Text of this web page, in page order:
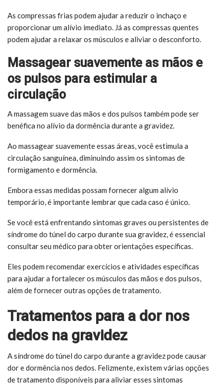
As compressas frias podem ajudar a reduzir o inchaço e
proporcionar um alívio imediato. Já as compressas quentes
podem ajudar a relaxar os músculos e aliviar o desconforto.
Massagear suavemente as mãos e
os pulsos para estimular a
circulação
A massagem suave das mãos e dos pulsos também pode ser
benéfica no alívio da dormência durante a gravidez.
Ao massagear suavemente essas áreas, você estimula a
circulação sanguínea, diminuindo assim os sintomas de
formigamento e dormência.
Embora essas medidas possam fornecer algum alívio
temporário, é importante lembrar que cada caso é único.
Se você está enfrentando sintomas graves ou persistentes de
síndrome do túnel do carpo durante sua gravidez, é essencial
consultar seu médico para obter orientações específicas.
Eles podem recomendar exercícios e atividades específicas
para ajudar a fortalecer os músculos das mãos e dos pulsos,
além de fornecer outras opções de tratamento.
Tratamentos para a dor nos
dedos na gravidez
A síndrome do túnel do carpo durante a gravidez pode causar
dor e dormência nos dedos. Felizmente, existem várias opções
de tratamento disponíveis para aliviar esses sintomas